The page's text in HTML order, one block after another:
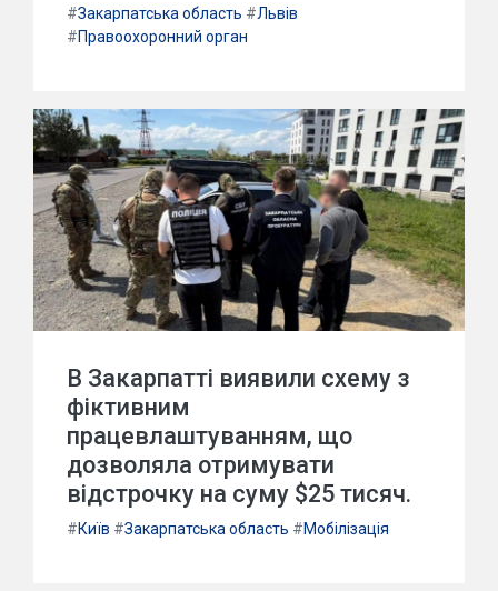
#Закарпатська область #Львів
#Правоохоронний орган
В Закарпатті виявили схему з
фіктивним
працевлаштуванням, що
дозволяла отримувати
відстрочку на суму $25 тисяч.
#Київ #Закарпатська область #Мобілізація